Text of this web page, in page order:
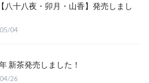
八十八夜・卯月・山香】発売しまし
04
新茶発売しました！
26